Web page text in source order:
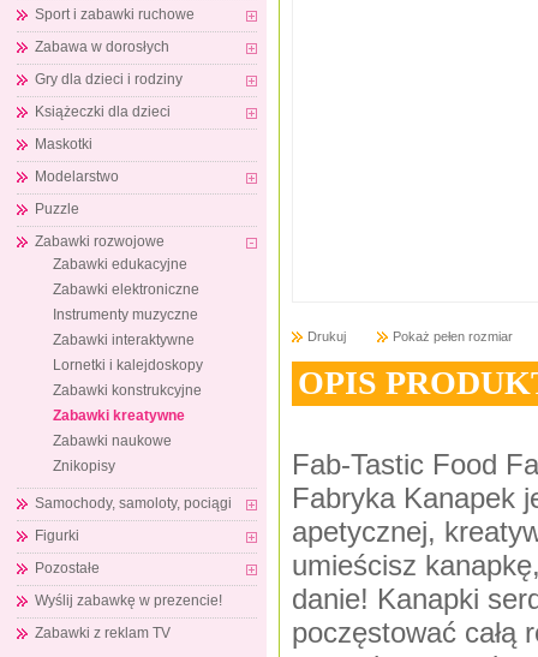
Sport i zabawki ruchowe
Zabawa w dorosłych
Gry dla dzieci i rodziny
Książeczki dla dzieci
Maskotki
Modelarstwo
Puzzle
Zabawki rozwojowe
Zabawki edukacyjne
Zabawki elektroniczne
Instrumenty muzyczne
Zabawki interaktywne
Lornetki i kalejdoskopy
Zabawki konstrukcyjne
Zabawki kreatywne
Zabawki naukowe
Znikopisy
Samochody, samoloty, pociągi
Figurki
Pozostałe
Wyślij zabawkę w prezencie!
Zabawki z reklam TV
Drukuj Pokaż pełen rozmiar
OPIS
Fab-Tastic Food
Fabryka Kanapek
apetycznej,
umieścisz
danie! Kanapki
poczęstować całą